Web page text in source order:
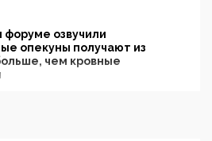
форуме озвучили
опекуны получают из
чем кровные